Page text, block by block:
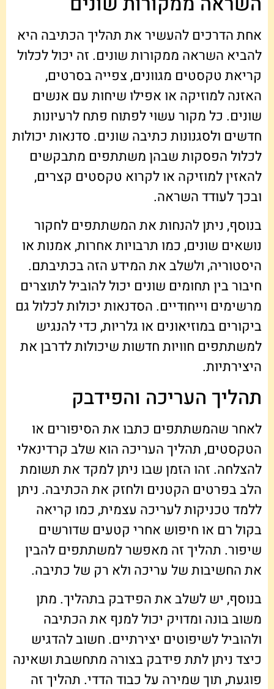
אחת הדרכים להעשיר את תהליך הכתיבה היא
להביא השראה ממקורות שונים. זה יכול לכלול
קריאת טקסטים מגוונים, צפייה בסרטים,
האזנה למוזיקה או אפילו שיחות עם אנשים
שונים. כל מקור עשוי לפתוח פתח לרעיונות
חדשים ולסגנונות כתיבה שונים. סדנאות יכולות
לכלול הפסקות שבהן משתתפים מתבקשים
להאזין למוזיקה או לקרוא טקסטים קצרים,
ובכך לעודד השראה.
בנוסף, ניתן להנחות את המשתתפים לחקור
נושאים שונים, כמו תרבויות אחרות, אמנות או
היסטוריה, ולשלב את המידע הזה בכתיבתם.
חיבור בין תחומים שונים יכול להוביל לתוצרים
מרשימים וייחודיים. הסדנאות יכולות לכלול גם
ביקורים במוזיאונים או גלריות, כדי להנגיש
למשתתפים חוויות חדשות שיכולות לדרבן את
היצירתיות.
תהליך העריכה והפידבק
לאחר שהמשתתפים כתבו את הסיפורים או
הטקסטים, תהליך העריכה הוא שלב קרדינאלי
להצלחה. זהו הזמן שבו ניתן למקד את תשומת
הלב בפרטים הקטנים ולחזק את הכתיבה. ניתן
ללמד טכניקות לעריכה עצמית, כמו קריאה
בקול רם או חיפוש אחרי קטעים שדורשים
שיפור. תהליך זה מאפשר למשתתפים להבין
את החשיבות של עריכה ולא רק של כתיבה.
בנוסף, יש לשלב את הפידבק בתהליך. מתן
משוב בונה ומדויק יכול למנף את הכתיבה
ולהוביל לשיפוטים יצירתיים. חשוב להדגיש
כיצד ניתן לתת פידבק בצורה מתחשבת ושאינה
פוגעת, תוך שמירה על כבוד הדדי. תהליך זה